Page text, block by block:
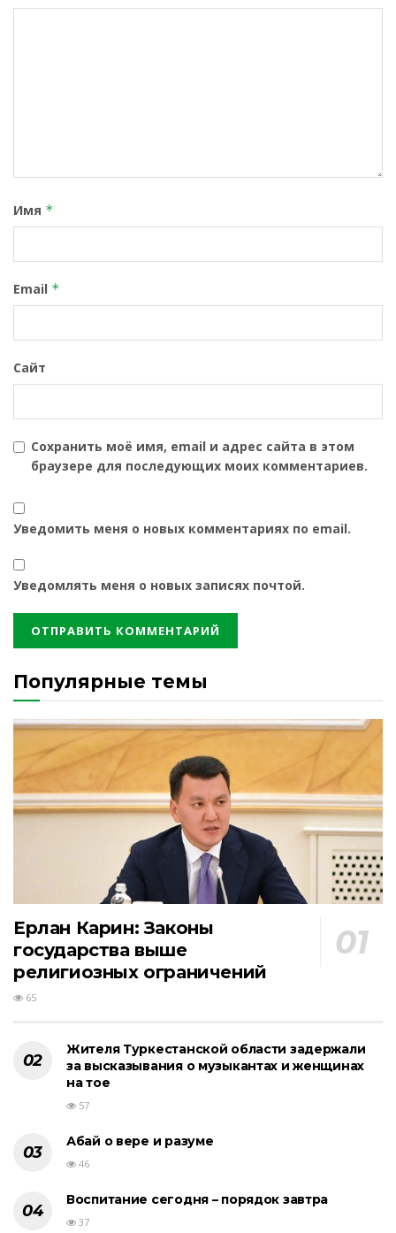
Имя *
Email *
Сайт
Сохранить моё имя, email и адрес сайта в этом
браузере для последующих моих комментариев.
Уведомить меня о новых комментариях по email.
Уведомлять меня о новых записях почтой.
Популярные темы
Ерлан Карин: Законы
государства выше
религиозных ограничений
65
Жителя Туркестанской области задержали
за высказывания о музыкантах и женщинах
на тое
57
Абай о вере и разуме
46
Воспитание сегодня – порядок завтра
37